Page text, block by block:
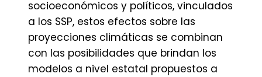
socioeconómicos y políticos, vinculados
a los SSP, estos efectos sobre las
proyecciones climáticas se combinan
con las posibilidades que brindan los
modelos a nivel estatal propuestos a